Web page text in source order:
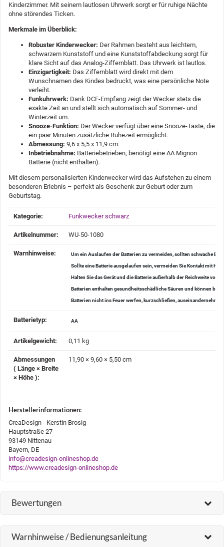
Kinderzimmer. Mit seinem lautlosen Uhrwerk sorgt er für ruhige Nächte
ohne störendes Ticken.
Merkmale im Überblick:
Robuster Kinderwecker: Der Rahmen besteht aus leichtem,
schwarzem Kunststoff und eine Kunststoffabdeckung sorgt für
klare Sicht auf das Analog-Ziffernblatt. Das Uhrwerk ist lautlos.
Einzigartigkeit: Das Ziffernblatt wird direkt mit dem
Wunschnamen des Kindes bedruckt, was eine persönliche Note
verleiht.
Funkuhrwerk: Dank DCF-Empfang zeigt der Wecker stets die
exakte Zeit an und stellt sich automatisch auf Sommer- und
Winterzeit um.
Snooze-Funktion: Der Wecker verfügt über eine Snooze-Taste, die
ein paar Minuten zusätzliche Ruhezeit ermöglicht.
Abmessung: 9,6 x 5,5 x 11,9 cm.
Inbetriebnahme: Batteriebetrieben, benötigt eine AA Mignon
Batterie (nicht enthalten).
Mit diesem personalisierten Kinderwecker wird das Aufstehen zu einem
besonderen Erlebnis – perfekt als Geschenk zur Geburt oder zum
Geburtstag.
Produkteigenschaft
Wert
Kategorie: Funkwecker schwarz
Artikelnummer: WU-50-1080
Warnhinweise‍: Um ein Auslaufen der Batterien zu vermeiden, sollten schwache
Sollte eine Batterie ausgelaufen sein, vermeiden Sie Kontakt mit
Halten Sie das Gerät und die Batterie außerhalb der Reichweite von
Batterien enthalten gesundheitsschädliche Säuren und können bei
Batterien nicht ins Feuer werfen, kurzschließen, auseinandernehmen
Batterietyp‍: AA
Artikelgewicht‍: 0,11 kg
Abmessungen
( Länge × Breite
× Höhe )‍:
11,90 × 9,60 × 5,50 cm
Herstellerinformationen:
CreaDesign - Kerstin Brosig
Hauptstraße 27
93149 Nittenau
Bayern, DE
info@creadesign-onlineshop.de
https://www.creadesign-onlineshop.de
Bewertungen
Warnhinweise / Bedienungsanleitung